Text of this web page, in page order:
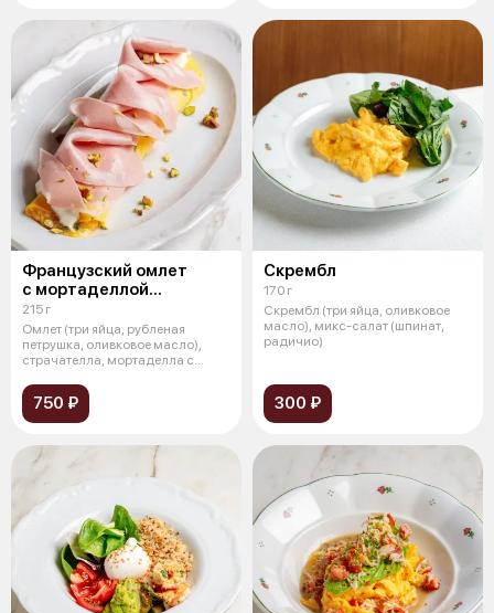
Французский омлет
с мортаделлой
и страчателлой
215 г
Омлет (три яйца, рубленая
петрушка, оливковое масло),
страчателла, мортаделла с
750 ₽
Скрембл
170 г
Скрембл (три яйца, оливковое
масло), микс-салат (шпинат,
радичио)
300 ₽